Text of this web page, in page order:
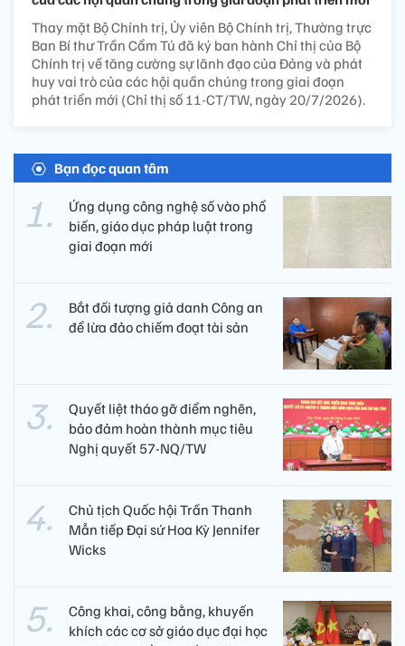
Thay mặt Bộ Chính trị, Ủy viên Bộ Chính trị, Thường trực
Ban Bí thư Trần Cẩm Tú đã ký ban hành Chỉ thị của Bộ
Chính trị về tăng cường sự lãnh đạo của Đảng và phát
huy vai trò của các hội quần chúng trong giai đoạn
phát triển mới (Chỉ thị số 11-CT/TW, ngày 20/7/2026).
Bạn đọc quan tâm
Ứng dụng công nghệ số vào phổ
biến, giáo dục pháp luật trong
giai đoạn mới
Bắt đối tượng giả danh Công an
để lừa đảo chiếm đoạt tài sản
Quyết liệt tháo gỡ điểm nghẽn,
bảo đảm hoàn thành mục tiêu
Nghị quyết 57-NQ/TW
Chủ tịch Quốc hội Trần Thanh
Mẫn tiếp Đại sứ Hoa Kỳ Jennifer
Wicks
Công khai, công bằng, khuyến
khích các cơ sở giáo dục đại học